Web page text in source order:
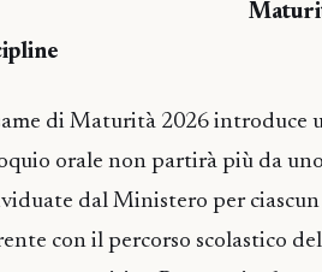
di Maturità 2026
orale non partirà più da
dal Ministero per
con il percorso scolastico